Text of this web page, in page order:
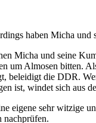
haben Micha
Micha und seine
um Almosen bitten.
beleidigt die DDR.
ist, windet sich
eigene sehr witzige
nachprüfen.